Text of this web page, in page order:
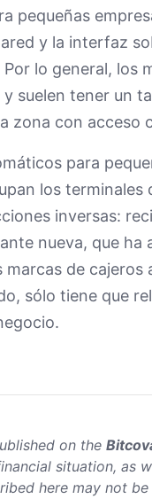
pequeñas
y la interfaz
lo general, los
suelen tener un
zona con acceso
para
los
inversas:
nueva, que
marcas de
sólo tiene que
on the
situation, as
here may not